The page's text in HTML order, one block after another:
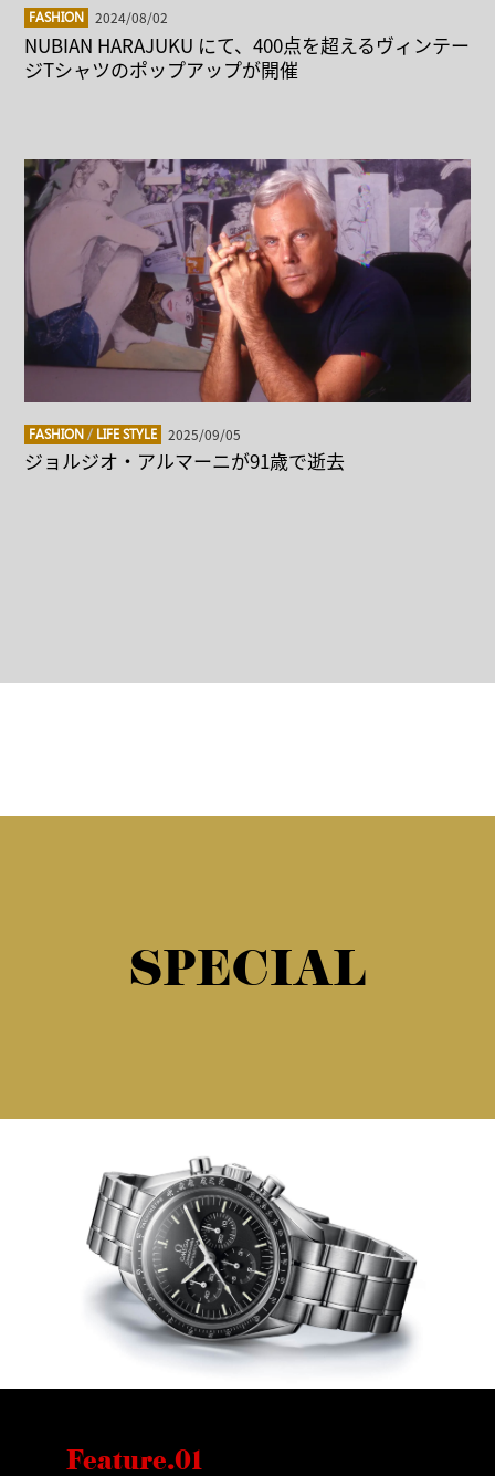
FASHION 2024/08/02
NUBIAN HARAJUKU にて、400点を超えるヴィンテー
ジTシャツのポップアップが開催
FASHION / LIFE STYLE 2025/09/05
ジョルジオ・アルマーニが91歳で逝去
SPECIAL
Feature.01